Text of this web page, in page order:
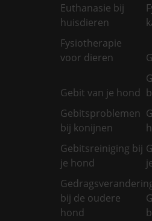
Euthanasie bij
huisdieren
Fysiotherapie
voor dieren
Gebit van je hond
Gebitsproblemen
bij konijnen
Gebitsreiniging bij
je hond
bij de oudere
hond